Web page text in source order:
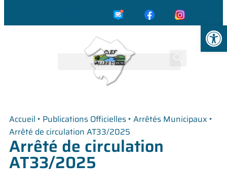
Accueil ‣ Publications Officielles ‣ Arrêtés Municipaux ‣
Arrêté de circulation AT33/2025
Arrêté de circulation
AT33/2025
Ouvrir